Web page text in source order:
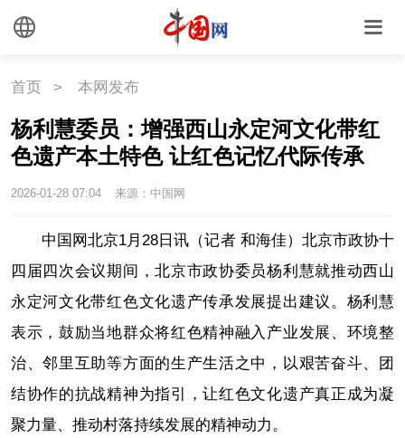
首页 > 本网发布
杨利慧委员：增强西山永定河文化带红
色遗产本土特色 让红色记忆代际传承
2026-01-28 07:04 来源：中国网
中国网北京1月28日讯（记者 和海佳）北京市政协十
四届四次会议期间，北京市政协委员杨利慧就推动西山
永定河文化带红色文化遗产传承发展提出建议。杨利慧
表示，鼓励当地群众将红色精神融入产业发展、环境整
治、邻里互助等方面的生产生活之中，以艰苦奋斗、团
结协作的抗战精神为指引，让红色文化遗产真正成为凝
聚力量、推动村落持续发展的精神动力。